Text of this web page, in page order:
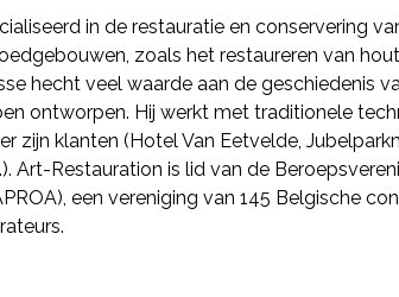
in de restauratie en conservering
zoals het restaureren van
hecht veel waarde aan de geschiedenis
ontworpen. Hij werkt met traditionele
zijn klanten (Hotel Van Eetvelde,
Art-Restauration is lid van de
een vereniging van 145 Belgische